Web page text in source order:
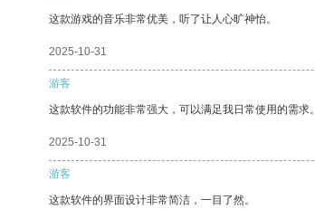
这款游戏的音乐非常优美，听了让人心旷神怡。
2025-10-31
游客
这款软件的功能非常强大，可以满足我日常使用的需求。
2025-10-31
游客
这款软件的界面设计非常简洁，一目了然。